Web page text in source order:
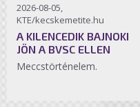
2026-08-05,
KTE/kecskemetite.hu
A KILENCEDIK BAJNOKI
JÖN A BVSC ELLEN
Meccstörténelem.